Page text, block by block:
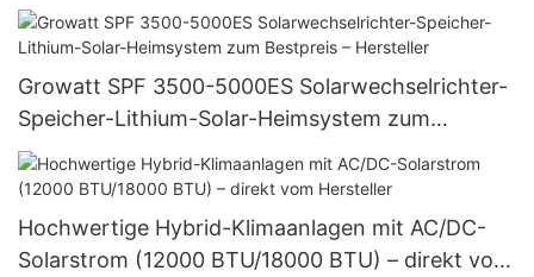
Growatt SPF 3500-5000ES Solarwechselrichter-
Speicher-Lithium-Solar-Heimsystem zum
Bestpreis – Hersteller
Hochwertige Hybrid-Klimaanlagen mit AC/DC-
Solarstrom (12000 BTU/18000 BTU) – direkt vom